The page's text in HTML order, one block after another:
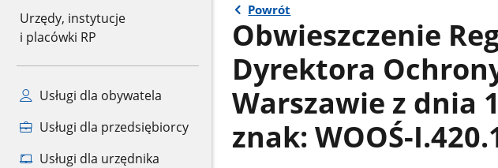
Urzędy, instytucje
i placówki RP
Usługi dla obywatela
Usługi dla przedsiębiorcy
Usługi dla urzędnika
Powrót
Obwieszczenie
Dyrektora
Warszawie z dnia
znak: WOOŚ-